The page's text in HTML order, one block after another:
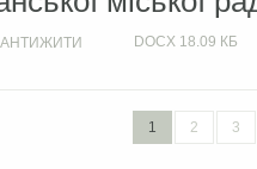
DOCX 18.09 КБ
1 2 3